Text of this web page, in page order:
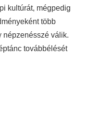
kultúrát, mégpedig
több
népzenésszé válik.
továbbélését